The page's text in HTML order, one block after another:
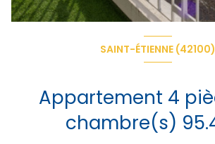
SAINT-ÉTIENNE (42100)
Appartement 4 pièce(s) 2